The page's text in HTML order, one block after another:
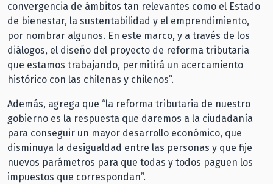
convergencia de ámbitos tan relevantes como el Estado
de bienestar, la sustentabilidad y el emprendimiento,
por nombrar algunos. En este marco, y a través de los
diálogos, el diseño del proyecto de reforma tributaria
que estamos trabajando, permitirá un acercamiento
histórico con las chilenas y chilenos”.
Además, agrega que “la reforma tributaria de nuestro
gobierno es la respuesta que daremos a la ciudadanía
para conseguir un mayor desarrollo económico, que
disminuya la desigualdad entre las personas y que fije
nuevos parámetros para que todas y todos paguen los
impuestos que correspondan”.